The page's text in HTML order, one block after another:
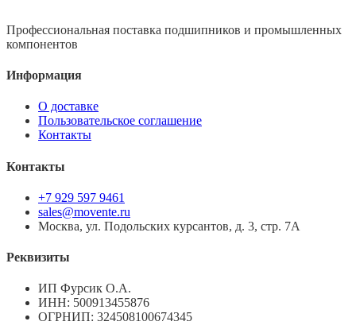
Профессиональная поставка подшипников и промышленных
компонентов
Информация
О доставке
Пользовательское соглашение
Контакты
Контакты
+7 929 597 9461
sales@movente.ru
Москва, ул. Подольских курсантов, д. 3, стр. 7А
Реквизиты
ИП Фурсик О.А.
ИНН: 500913455876
ОГРНИП: 324508100674345